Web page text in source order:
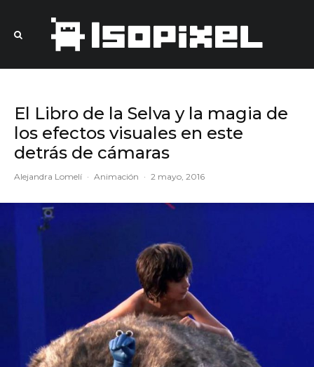
El Libro de la Selva y la magia de
los efectos visuales en este
detrás de cámaras
Alejandra Lomelí · Animación · 2 mayo, 2016